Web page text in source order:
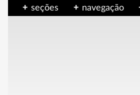
seções navegação